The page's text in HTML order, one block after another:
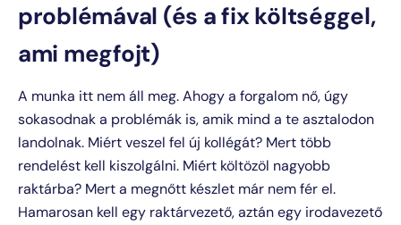
problémával (és a fix költséggel,
ami megfojt)
A munka itt nem áll meg. Ahogy a forgalom nő, úgy
sokasodnak a problémák is, amik mind a te asztalodon
landolnak. Miért veszel fel új kollégát? Mert több
rendelést kell kiszolgálni. Miért költözöl nagyobb
raktárba? Mert a megnőtt készlet már nem fér el.
Hamarosan kell egy raktárvezető, aztán egy irodavezető